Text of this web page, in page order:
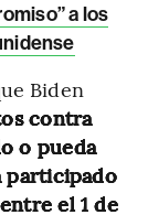
a los
Biden
contra
o pueda
participado
el 1 de